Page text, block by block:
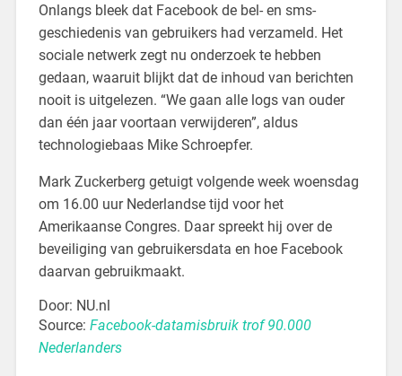
Onlangs bleek dat Facebook de bel- en sms-
geschiedenis van gebruikers had verzameld. Het
sociale netwerk zegt nu onderzoek te hebben
gedaan, waaruit blijkt dat de inhoud van berichten
nooit is uitgelezen. “We gaan alle logs van ouder
dan één jaar voortaan verwijderen”, aldus
technologiebaas Mike Schroepfer.
Mark Zuckerberg getuigt volgende week woensdag
om 16.00 uur Nederlandse tijd voor het
Amerikaanse Congres. Daar spreekt hij over de
beveiliging van gebruikersdata en hoe Facebook
daarvan gebruikmaakt.
Door: NU.nl
Source: Facebook-datamisbruik trof 90.000
Nederlanders